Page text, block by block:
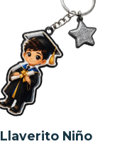
Llaverito Niño